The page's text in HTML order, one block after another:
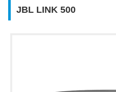
JBL LINK 500